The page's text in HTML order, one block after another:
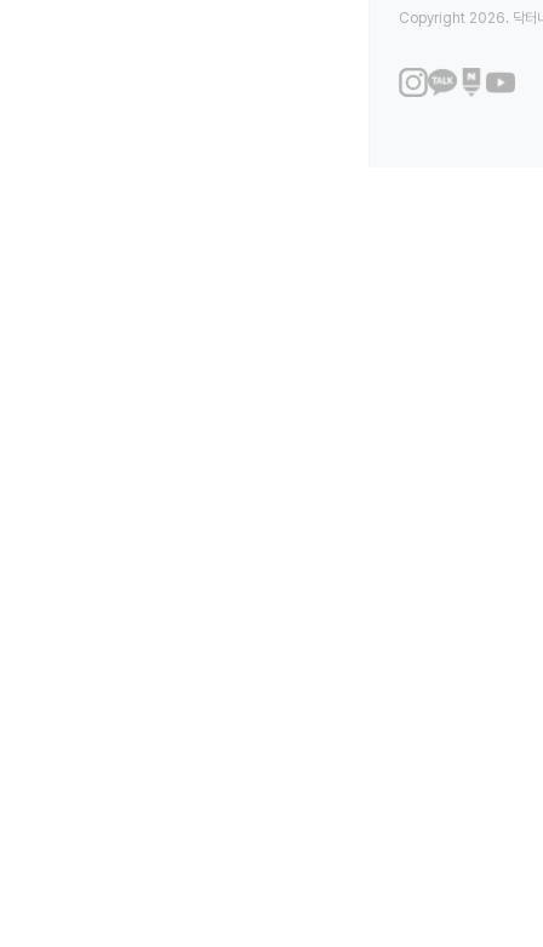
Copyright 2026. 닥터